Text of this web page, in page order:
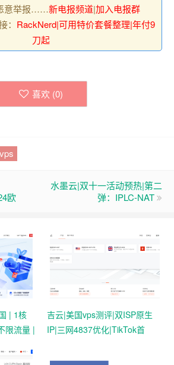
意举报……新电报频道|加入电报群
： RackNerd|可用特价套餐整理|年付9
刀起
喜欢 (0)
欧
水墨云|双十一活动预热|第二
弹：IPLC-NAT
| 1核
限流量 |
吉云|美国vps测评|双ISP原生
IP|三网4837优化|TikTok首